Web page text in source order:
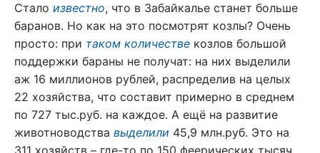
Стало известно, что в Забайкалье станет больше
баранов. Но как на это посмотрят козлы? Очень
просто: при таком количестве козлов большой
поддержки бараны не получат: на них выделили
аж 16 миллионов рублей, распределив на целых
22 хозяйства, что составит примерно в среднем
по 727 тыс.руб. на каждое. А ещё на развитие
животноводства выделили 45,9 млн.руб. Это на